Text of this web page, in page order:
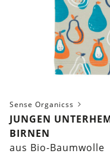
Sense Organicss
JUNGEN
BIRNEN
aus Bio-Baumwolle